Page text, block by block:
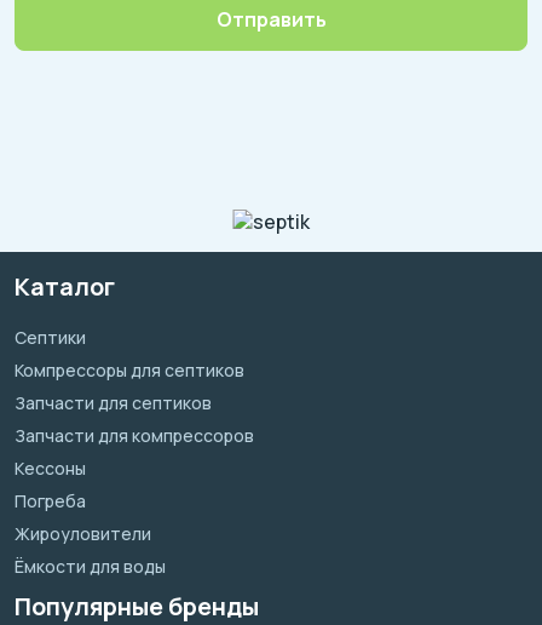
Отправить
Каталог
Септики
Компрессоры для септиков
Запчасти для септиков
Запчасти для компрессоров
Кессоны
Погреба
Жироуловители
Ёмкости для воды
Популярные бренды